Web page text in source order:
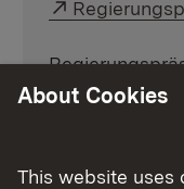
About Cookies
This website uses